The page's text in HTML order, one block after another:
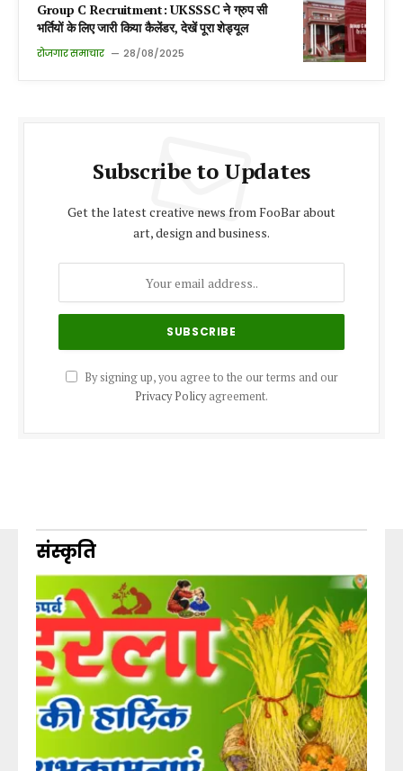
Group C Recruitment: UKSSSC ने ग्रुप सी
भर्तियों के लिए जारी किया कैलेंडर, देखें पूरा शेड्यूल
रोजगार समाचार 28/08/2025
Subscribe to Updates
Get the latest creative news from FooBar about
art, design and business.
By signing up, you agree to the our terms and our
Privacy Policyagreement.
संस्कृति